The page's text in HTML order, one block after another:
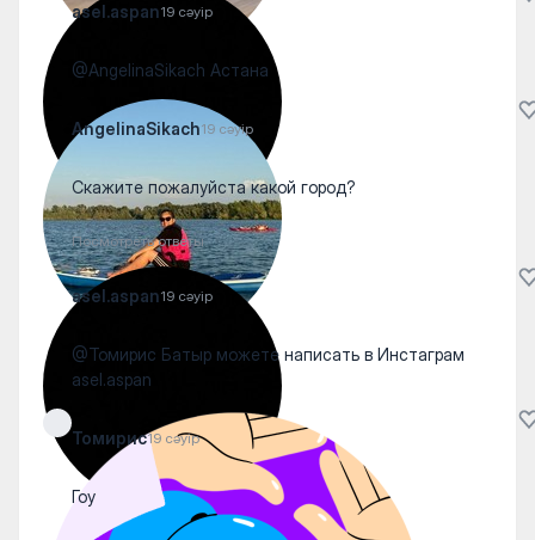
asel.aspan19 сәуір
@AngelinaSikach Астана
AngelinaSikach19 сәуір
Скажите пожалуйста какой город?
Посмотреть ответы
asel.aspan19 сәуір
@Томирис Батыр можете написать в Инстаграм
asel.aspan
Томирис19 сәуір
Гоу